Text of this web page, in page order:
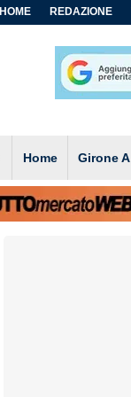
HOME REDAZIONE
Home Girone A